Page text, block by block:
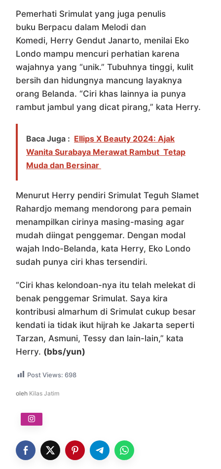
Pemerhati Srimulat yang juga penulis
buku Berpacu dalam Melodi dan
Komedi, Herry Gendut Janarto, menilai Eko
Londo mampu mencuri perhatian karena
wajahnya yang “unik.” Tubuhnya tinggi, kulit
bersih dan hidungnya mancung layaknya
orang Belanda. “Ciri khas lainnya ia punya
rambut jambul yang dicat pirang,” kata Herry.
Baca Juga : Ellips X Beauty 2024: Ajak
Wanita Surabaya Merawat Rambut Tetap
Muda dan Bersinar
Menurut Herry pendiri Srimulat Teguh Slamet
Rahardjo memang mendorong para pemain
menampilkan cirinya masing-masing agar
mudah diingat penggemar. Dengan modal
wajah Indo-Belanda, kata Herry, Eko Londo
sudah punya ciri khas tersendiri.
“Ciri khas kelondoan-nya itu telah melekat di
benak penggemar Srimulat. Saya kira
kontribusi almarhum di Srimulat cukup besar
kendati ia tidak ikut hijrah ke Jakarta seperti
Tarzan, Asmuni, Tessy dan lain-lain,” kata
Herry. (bbs/yun)
Post Views: 698
oleh Kilas Jatim